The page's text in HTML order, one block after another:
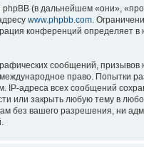
(в дальнейшем «они»,
www.phpbb.com.
конференций определяет
сообщений,
право. Попытки
адреса всех сообщений
закрыть любую тему в
без вашего разрешения, ни